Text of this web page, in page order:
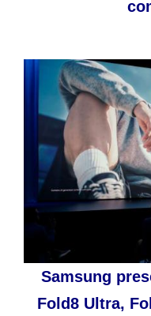
Samsung
Fold8 Ultra,